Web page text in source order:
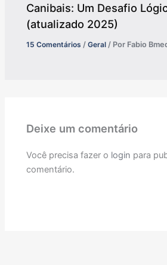
Canibais: Um Desafio
(atualizado 2025)
15 Comentários /Geral / Por Fabio
Deixe um comentário
Você precisa fazer o login para
comentário.